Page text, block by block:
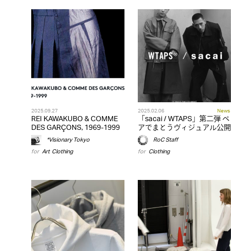
2025.09.27
REI KAWAKUBO & COMME
DES GARÇONS, 1969-1999
*Visionary Tokyo
for Art,Clothing
2025.02.06 News
「sacai / WTAPS」第二弾 ペ
アでまとうヴィジュアル公開
RoC Staff
for Clothing